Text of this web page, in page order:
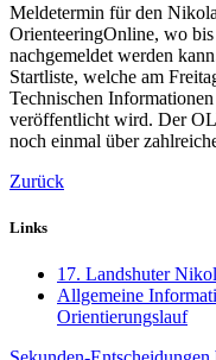
Meldetermin für den
OrienteeringOnline, wo
nachgemeldet werden
Startliste, welche am
Technischen
veröffentlicht wird. Der
noch einmal über
Zurück
Links
17. Landshuter
Allgemeine
Orientierungslauf